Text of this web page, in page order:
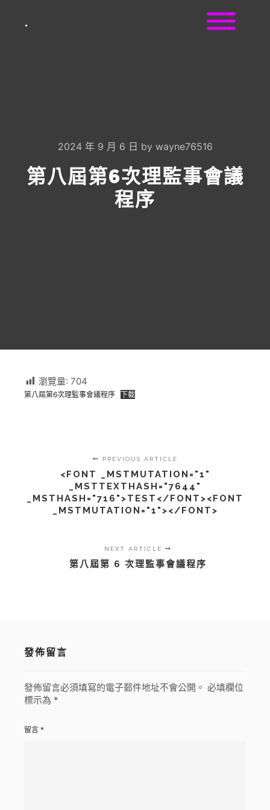
.
2024 年 9 月 6 日 by wayne76516
第八屆第6次理監事會議
程序
瀏覽量: 704
第八屆第6次理監事會議程序 下載
PREVIOUS ARTICLE
<FONT _MSTMUTATION="1"
_MSTTEXTHASH="7644"
_MSTHASH="716">TEST</FONT><FONT
_MSTMUTATION="1"></FONT>
NEXT ARTICLE
第八屆第 6 次理監事會議程序
發佈留言
發佈留言必須填寫的電子郵件地址不會公開。 必填欄位
標示為 *
留言 *